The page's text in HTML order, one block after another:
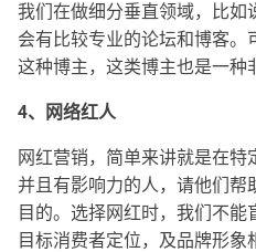
我们在做细分垂直领域，比如
会有比较专业的论坛和博客。
这种博主，这类博主也是一种
4、网络红人
网红营销，简单来讲就是在
并且有影响力的人，请他们帮
目的。选择网红时，我们不
目标消费者定位，及品牌形